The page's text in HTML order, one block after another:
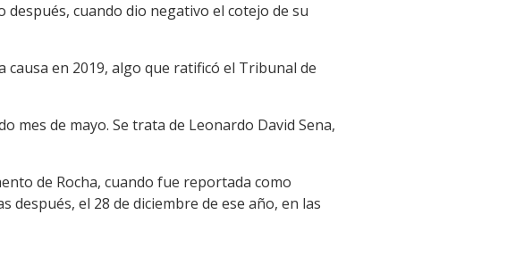
cuando dio negativo el cotejo de su
causa en 2019, algo que ratificó el Tribunal de
mes de mayo. Se trata de Leonardo David Sena,
de Rocha, cuando fue reportada como
después, el 28 de diciembre de ese año, en las